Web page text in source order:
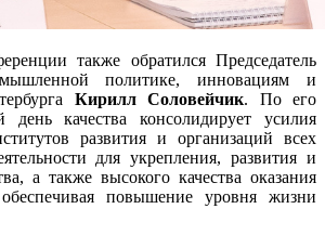
также обратился Председатель
политике, инновациям и
Кирилл Соловейчик. По его
качества консолидирует усилия
развития и организаций всех
для укрепления, развития и
а также высокого качества оказания
повышение уровня жизни